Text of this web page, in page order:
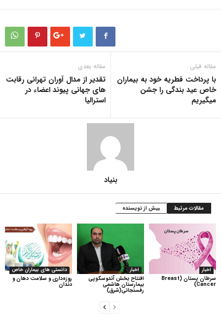
مقاله قبلی
با پرداخت فطریه خود به بیماران
خاص عید بندگی را جشن
میگیریم
مقاله بعدی
تقدیر از مدال آوران تهرانی رقابت
های جهانی پیوند اعضاء در
استرالیا
بنیاد
مقالات مرتبط بیش از نویسنده
دانستی های بیماران خاص
روزه‌داری و سلامت دهان و
دندان
اخبار
افتتاح بخش آندوسکوپی
بیمارستان هاشمی
رفسنجانی(شرق)
اخبار
سرطان پستان (Breast
Cancer)